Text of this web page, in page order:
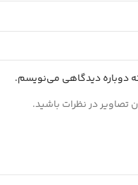
دوباره دیدگاهی می‌نویسم.
تصاویر در نظرات باشید.